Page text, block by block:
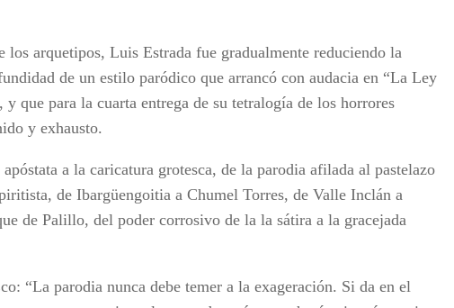
los arquetipos, Luis Estrada fue gradualmente reduciendo la
de un estilo paródico que arrancó con audacia en “La Ley
y que para la cuarta entrega de su tetralogía de los horrores
y exhausto.
apóstata a la caricatura grotesca, de la parodia afilada al pastelazo
de Ibargüengoitia a Chumel Torres, de Valle Inclán a
de Palillo, del poder corrosivo de la la sátira a la gracejada
“La parodia nunca debe temer a la exageración. Si da en el